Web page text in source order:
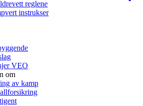
reglene
instrukser
VEO
om
av kamp